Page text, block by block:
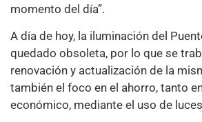
momento del día”.
A día de hoy, la iluminación del
quedado obsoleta, por lo que se
renovación y actualización de la
también el foco en el ahorro, tanto
económico, mediante el uso de luces